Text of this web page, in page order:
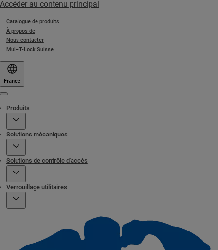
Accéder au contenu principal
Catalogue de produits
À propos de
Nous contacter
Mul–T-Lock Suisse
France
Produits
Solutions mécaniques
Solutions de contrôle d'accès
Verrouillage utilitaires